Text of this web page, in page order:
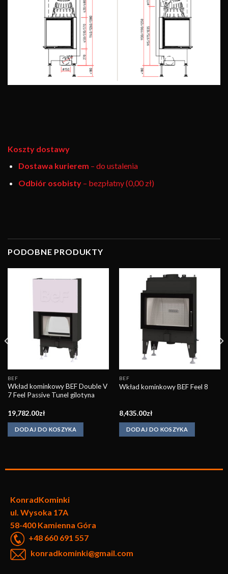
Koszty dostawy
Dostawa kurierem – do ustalenia
Odbiór osobisty– bezpłatny (0,00 zł)
PODOBNE PRODUKTY
Obserwuj
BEF
Wkład kominkowy BEF Double V
7 Feel Passive Tunel gilotyna
19,782.00zł
DODAJ DO KOSZYKA
Obserwuj
BEF
Wkład kominkowy BEF Feel 8
8,435.00zł
DODAJ DO KOSZYKA
KonradKominki
ul. Wysoka 17A
58-400 Kamienna Góra
+48 660 691 557
konradkominki@gmail.com